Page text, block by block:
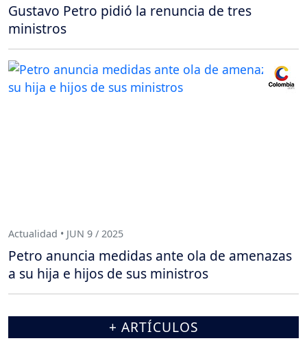
Gustavo Petro pidió la renuncia de tres
ministros
Actualidad • JUN 9 / 2025
Petro anuncia medidas ante ola de amenazas
a su hija e hijos de sus ministros
+ ARTÍCULOS